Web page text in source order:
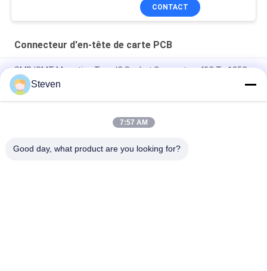
CONTACT
Connecteur d'en-tête de carte PCB
SMD/SMT Mounting Type IC Socket Connector -40C To 105C
Operation for Temperature Applications
SMD/SMT Mounting Type PCB Header Connector with SGS
Steven
7:57 AM
Good day, what product are you looking for?